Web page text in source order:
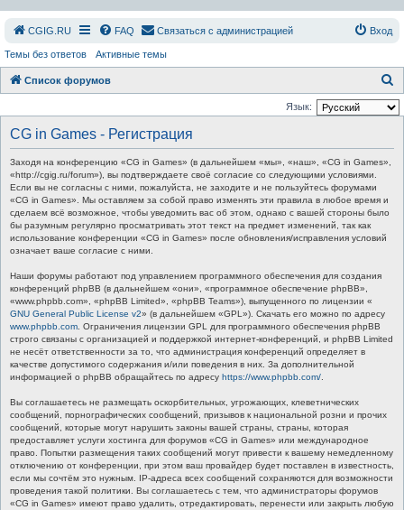
СGIG.RU FAQ Связаться с администрацией Вход
Темы без ответов Активные темы
Список форумов
о
Язык:
CG in Games - Регистрация
Заходя на конференцию «CG in Games» (в дальнейшем «мы», «наш», «CG in Games»,
«http://cgig.ru/forum»), вы подтверждаете своё согласие со следующими условиями.
Если вы не согласны с ними, пожалуйста, не заходите и не пользуйтесь форумами
«CG in Games». Мы оставляем за собой право изменять эти правила в любое время и
сделаем всё возможное, чтобы уведомить вас об этом, однако с вашей стороны было
бы разумным регулярно просматривать этот текст на предмет изменений, так как
использование конференции «CG in Games» после обновления/исправления условий
означает ваше согласие с ними.
Наши форумы работают под управлением программного обеспечения для создания
конференций phpBB (в дальнейшем «они», «программное обеспечение phpBB»,
«www.phpbb.com», «phpBB Limited», «phpBB Teams»), выпущенного по лицензии «
GNU General Public License v2» (в дальнейшем «GPL»). Скачать его можно по адресу
www.phpbb.com . Ограничения лицензии GPL для программного обеспечения phpBB
строго связаны с организацией и поддержкой интернет-конференций, и phpBB Limited
не несёт ответственности за то, что администрация конференций определяет в
качестве допустимого содержания и/или поведения в них. За дополнительной
информацией о phpBB обращайтесь по адресу https://www.phpbb.com/
Вы соглашаетесь не размещать оскорбительных, угрожающих, клеветнических
сообщений, порнографических сообщений, призывов к национальной розни и прочих
сообщений, которые могут нарушить законы вашей страны, страны, которая
предоставляет услуги хостинга для форумов «CG in Games» или международное
право. Попытки размещения таких сообщений могут привести к вашему немедленному
отключению от конференции, при этом ваш провайдер будет поставлен в известность,
если мы сочтём это нужным. IP-адреса всех сообщений сохраняются для возможности
проведения такой политики. Вы соглашаетесь с тем, что администраторы форумов
«CG in Games» имеют право удалить, отредактировать, перенести или закрыть любую